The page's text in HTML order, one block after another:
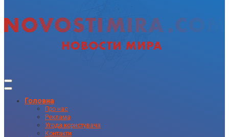
Головна
Про нас
Реклама
Угода користувача
Контакти